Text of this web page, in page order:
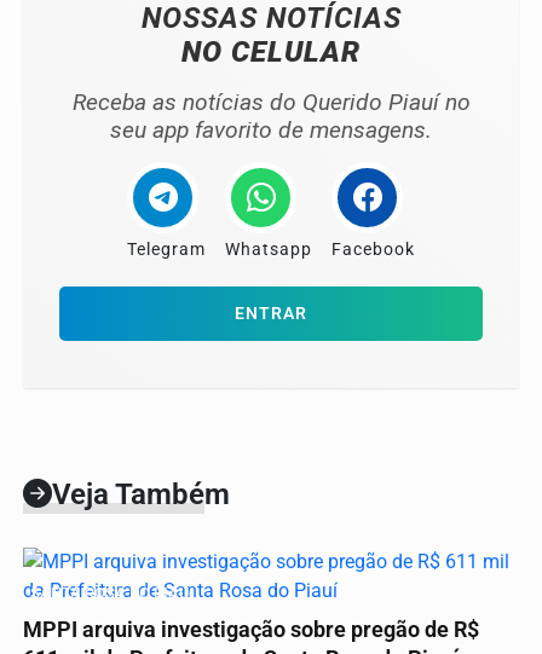
NOSSAS NOTÍCIAS
NO CELULAR
Receba as notícias do Querido Piauí no
seu app favorito de mensagens.
Telegram Whatsapp Facebook
ENTRAR
Veja Também
SANTA ROSA DO PIAUÍ
MPPI arquiva investigação sobre pregão de R$